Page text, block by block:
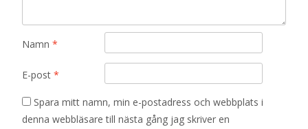
Namn *
E-post *
Spara mitt namn, min e-postadress och webbplats i
denna webbläsare till nästa gång jag skriver en